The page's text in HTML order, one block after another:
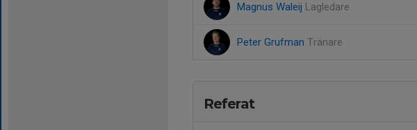
Magnus Waleij Lagledare
Peter Grufman Tränare
Referat